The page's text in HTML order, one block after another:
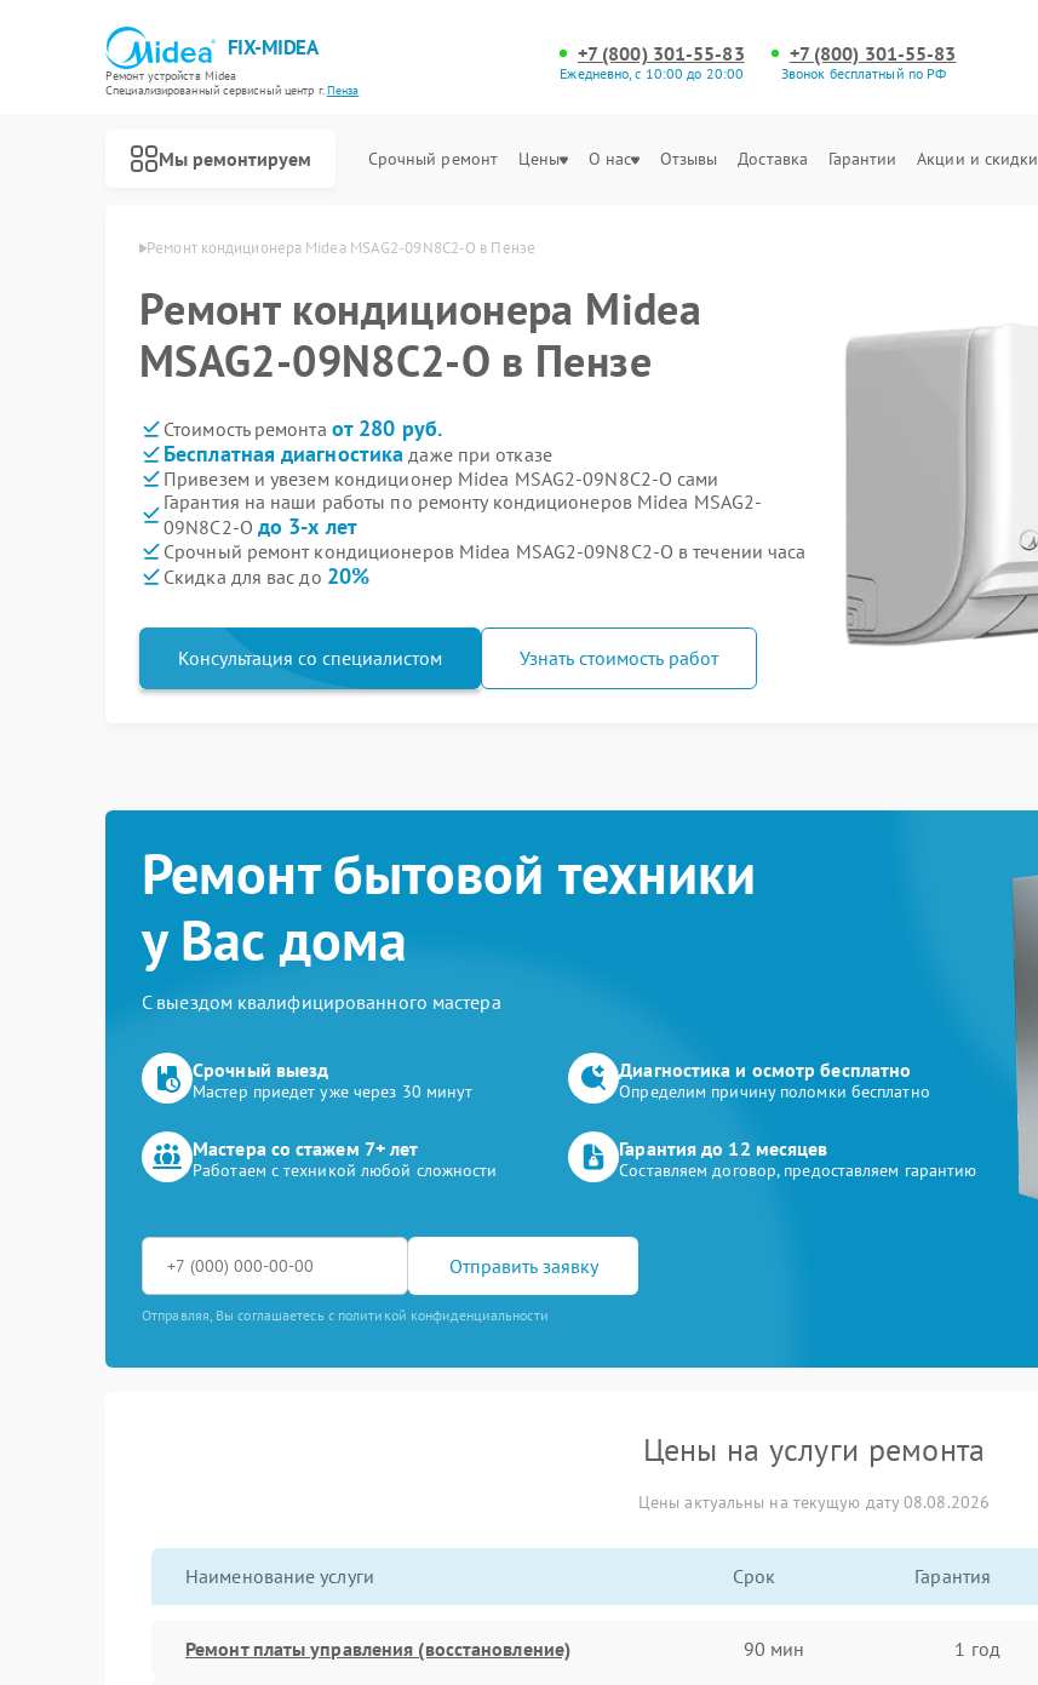
FIX-MIDEA
Ремонт устройств Midea
Специализированный cервисный центр г.Пенза
+7 (800) 301-55-83
Ежедневно, с 10:00 до 20:00
+7 (800) 301-55-83
Звонок бесплатный по РФ
Мы ремонтируем Срочный ремонт Цены О нас Отзывы Доставка Гарантии Акции и скидки
Midea в Пензе Ремонт кондиционера Midea MSAG2-09N8C2-O в Пензе
Ремонт кондиционера Midea
MSAG2-09N8C2-O в Пензе
Стоимость ремонта от 280 руб.
Бесплатная диагностика даже при отказе
Привезем и увезем кондиционер Midea MSAG2-09N8C2-O сами
Гарантия на наши работы по ремонту кондиционеров Midea MSAG2-
09N8C2-O до 3-х лет
Срочный ремонт кондиционеров Midea MSAG2-09N8C2-O в течении часа
Скидка для вас до 20%
Консультация со специалистом Узнать стоимость работ
Ремонт бытовой техники
у Вас дома
С выездом квалифицированного мастера
Срочный выезд
Мастер приедет уже через 30 минут
Диагностика и осмотр бесплатно
Определим причину поломки бесплатно
Мастера со стажем 7+ лет
Работаем с техникой любой сложности
Гарантия до 12 месяцев
Составляем договор, предоставляем гарантию
Отправить заявку
Отправляя, Вы соглашаетесь с политикой конфиденциальности
Цены на услуги ремонта
Цены актуальны на текущую дату 08.08.2026
Наименование услуги Срок Гарантия
Ремонт платы управления (восстановление) 90 мин 1 год